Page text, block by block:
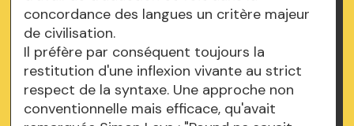
concordance des langues un critère majeur
de civilisation.
Il préfère par conséquent toujours la
restitution d'une inflexion vivante au strict
respect de la syntaxe. Une approche non
conventionnelle mais efficace, qu'avait